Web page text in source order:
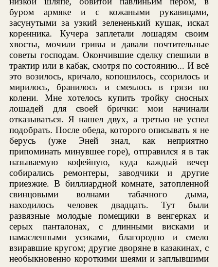
буром армяке и с кожаными рукавицами,
засунутыми за узкий зелененький кушак, искал
коренника. Кучера заплетали лошадям своим
хвосты, мочили гривы и давали почтительные
советы господам. Окончившие сделку спешили в
трактир или в кабак, смотря по состоянию... И всё
это возилось, кричало, копошилось, ссорилось и
мирилось, бранилось и смеялось в грязи по
колени. Мне хотелось купить тройку сносных
лошадей для своей брички: мои начинали
отказываться. Я нашел двух, а третью не успел
подобрать. После обеда, которого описывать я не
берусь (уже Эней знал, как неприятно
припоминать минувшее горе), отправился я в так
называемую кофейную, куда каждый вечер
собирались ремонтеры, заводчики и другие
приезжие. В биллиардной комнате, затопленной
свинцовыми волнами табачного дыма,
находилось человек двадцать. Тут были
развязные молодые помещики в венгерках и
серых панталонах, с длинными висками и
намасленными усиками, благородно и смело
взиравшие кругом; другие дворяне в казакинах, с
необыкновенно короткими шеями и заплывшими